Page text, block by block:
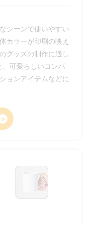
シーンで使いやすい
カラーが印刷の映え
グッズの制作に適し
可愛らしいコンパ
ョンアイテムなどに